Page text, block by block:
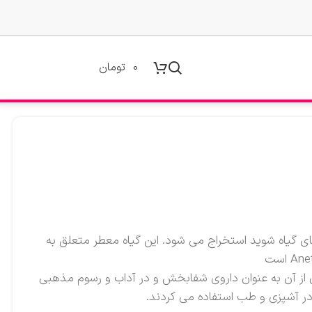
0 تومان
گیاه شوید استخراج می شود. این گیاه معطر متعلق به
آن به عنوان داروی شفابخش و در آداب و رسوم مذهبی
در آشپزی و طب استفاده می کردند.